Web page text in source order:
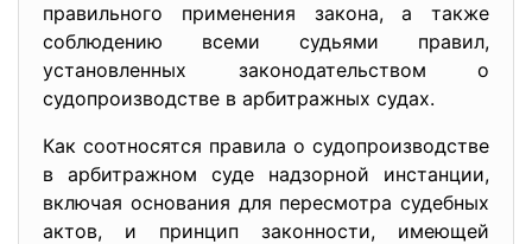
правильного применения закона, а также
соблюдению всеми судьями правил,
установленных законодательством о
судопроизводстве в арбитражных судах.
Как соотносятся правила о судопроизводстве
в арбитражном суде надзорной инстанции,
включая основания для пересмотра судебных
актов, и принцип законности, имеющей